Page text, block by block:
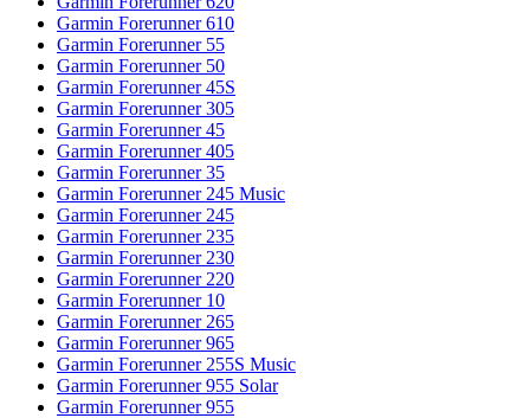
Garmin Forerunner 610
Garmin Forerunner 55
Garmin Forerunner 50
Garmin Forerunner 45S
Garmin Forerunner 305
Garmin Forerunner 45
Garmin Forerunner 405
Garmin Forerunner 35
Garmin Forerunner 245 Music
Garmin Forerunner 245
Garmin Forerunner 235
Garmin Forerunner 230
Garmin Forerunner 220
Garmin Forerunner 10
Garmin Forerunner 265
Garmin Forerunner 965
Garmin Forerunner 255S Music
Garmin Forerunner 955 Solar
Garmin Forerunner 955